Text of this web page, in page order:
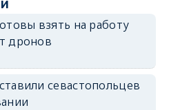
взять на работу
дронов
севастопольцев